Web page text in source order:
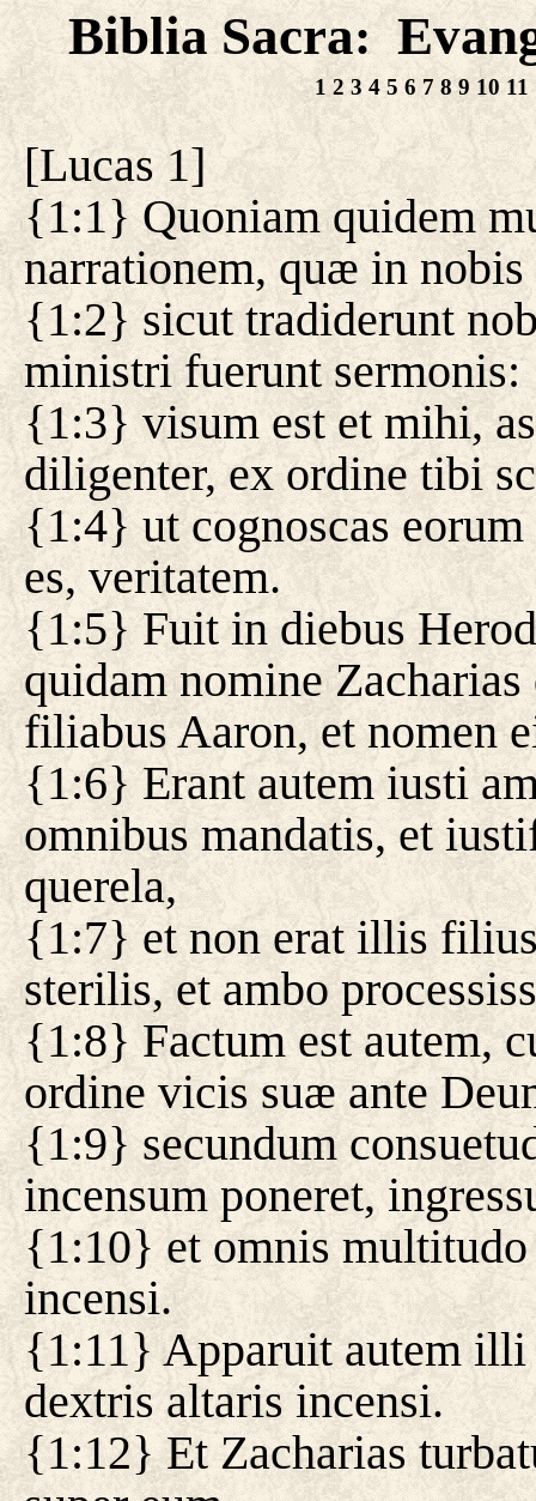
Biblia Sacra:
1 2 3 4 5 6 7 8 9 10 11
[Lucas 1]
{1:1} Quoniam quidem
narrationem, quæ in
{1:2} sicut tradiderunt
ministri fuerunt sermonis:
{1:3} visum est et mihi,
diligenter, ex ordine tibi
{1:4} ut cognoscas
es, veritatem.
{1:5} Fuit in diebus
quidam nomine
filiabus Aaron, et nomen
{1:6} Erant autem iusti
omnibus mandatis, et
querela,
{1:7} et non erat illis filius
sterilis, et ambo
{1:8} Factum est autem,
ordine vicis suæ ante
{1:9} secundum
incensum poneret,
{1:10} et omnis
incensi.
{1:11} Apparuit autem illi
dextris altaris incensi.
{1:12} Et Zacharias